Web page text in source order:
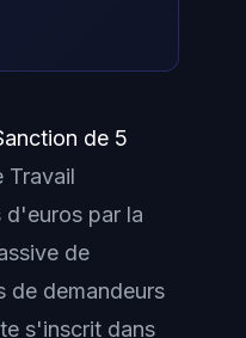
de 5
Travail
d'euros par la
de
de demandeurs
s'inscrit dans